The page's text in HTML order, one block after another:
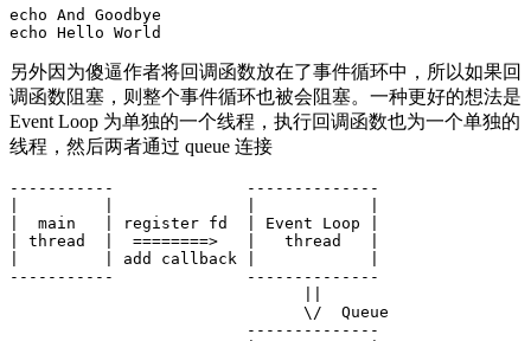
echo And Goodbye
另外因为傻逼作者将回调函数放在了事件循环中，所以如果回
调函数阻塞，则整个事件循环也被会阻塞。一种更好的想法是
Event Loop 为单独的一个线程，执行回调函数也为一个单独的
线程，然后两者通过 queue 连接
-----------              --------------
|  main   | register fd  | Event Loop |
| thread  |  ========>   |   thread   |
|         | add callback |            |
-----------              --------------
                               \/  Queue
                         --------------